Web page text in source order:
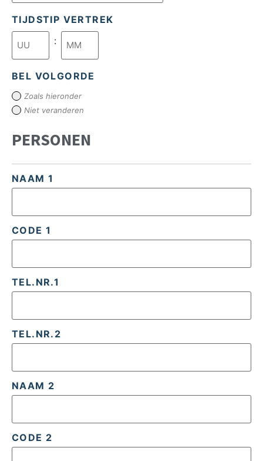
TIJDSTIP VERTREK
:
BEL VOLGORDE
Zoals hieronder
Niet veranderen
PERSONEN
NAAM 1
CODE 1
TEL.NR.1
TEL.NR.2
NAAM 2
CODE 2